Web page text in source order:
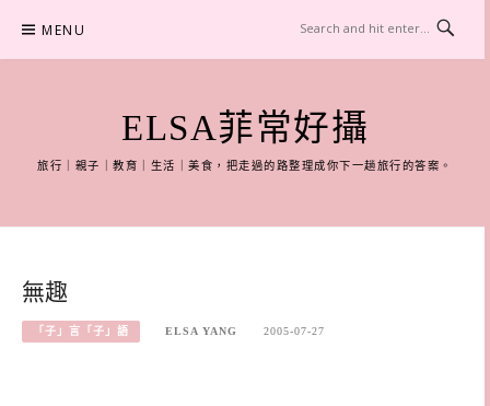
content
MENU
ELSA菲常好攝
旅行｜親子｜教育｜生活｜美食，把走過的路整理成你下一趟旅行的答案。
無趣
「子」言「子」語 ELSA YANG 2005-07-27